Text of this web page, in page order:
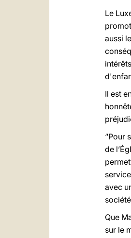
Le
aussi
Il est
“Pour
de
avec
Que
sur le